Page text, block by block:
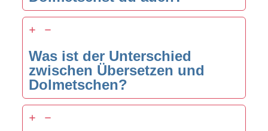
Was ist der Unterschied
zwischen Übersetzen und
Dolmetschen?